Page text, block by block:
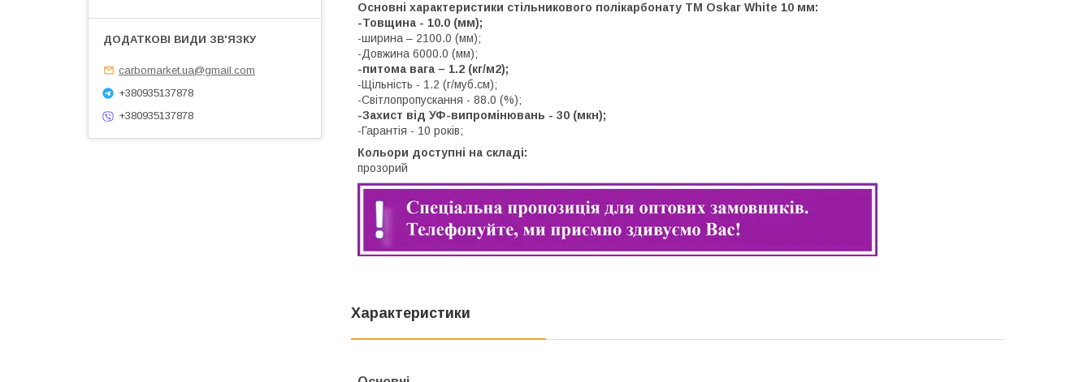
Основні характеристики стільникового полікарбонату ТМ Oskar White 10 мм:
-Товщина - 10.0 (мм);
-ширина – 2100.0 (мм);
-Довжина 6000.0 (мм);
-питома вага – 1.2 (кг/м2);
-Щільність - 1.2 (г/муб.см);
-Світлопропускання - 88.0 (%);
-Захист від УФ-випромінювань - 30 (мкн);
-Гарантія - 10 років;
Кольори доступні на складі:
прозорий
Характеристики
carbomarket.ua@gmail.com
+380935137878
+380935137878